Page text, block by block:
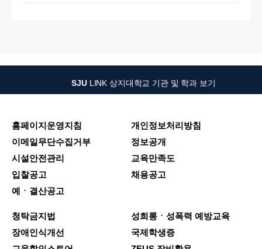
SJU LINK 상지대학교 기관 및 학과 보기
홈페이지운영지침
개인정보처리방침
이메일무단수집거부
정보공개
시설안전관리
교육만족도
입찰공고
채용공고
예ㆍ결산공고
청탁금지법
성희롱ㆍ성폭력 예방교육
장애인식개선
국제학생증